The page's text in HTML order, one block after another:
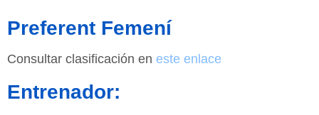
Preferent Femení
Consultar clasificación en este enlace
Entrenador: